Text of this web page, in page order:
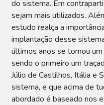
do sistema. Em
sejam mais utilizados.
estudo realça a
implantação desse
últimos anos se tornou
sendo o primeiro um
Júlio de Castilhos, Itália e
sistema, e que acima de
abordado é baseado nos